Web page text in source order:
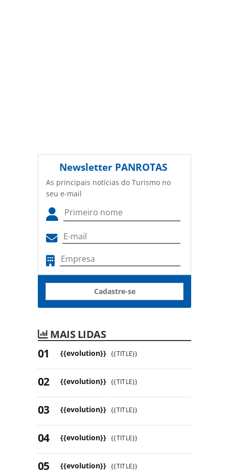
Newsletter PANROTAS
As principais notícias do Turismo no
seu e-mail
Cadastre-se
MAIS LIDAS
{{evolution}} {{TITLE}}
{{evolution}} {{TITLE}}
{{evolution}} {{TITLE}}
{{evolution}} {{TITLE}}
{{evolution}} {{TITLE}}